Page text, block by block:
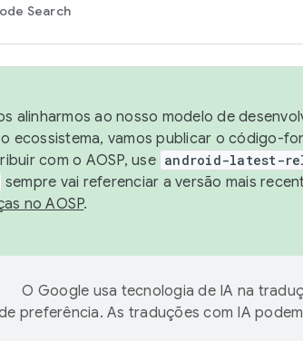
Search
alinharmos ao nosso modelo de
ecossistema, vamos publicar o código-
com o AOSP, use android-latest-
sempre vai referenciar a versão mais
no AOSP.
O Google usa tecnologia de IA na
preferência. As traduções com IA